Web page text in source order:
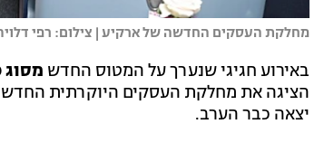
מחלקת העסקים החדשה של ארקיע | צילום: רפי
באירוע חגיגי שנערך על המטוס החדש מסוג AIRBUS 330-200
הציגה את מחלקת העסקים היוקרתית
יצאה כבר הערב.